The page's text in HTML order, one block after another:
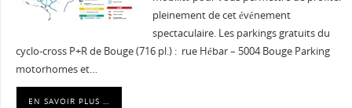
pleinement de cet événement
spectaculaire. Les parkings gratuits du
cyclo-cross P+R de Bouge (716 pl.) : rue Hébar – 5004 Bouge Parking
motorhomes et…
EN SAVOIR PLUS …